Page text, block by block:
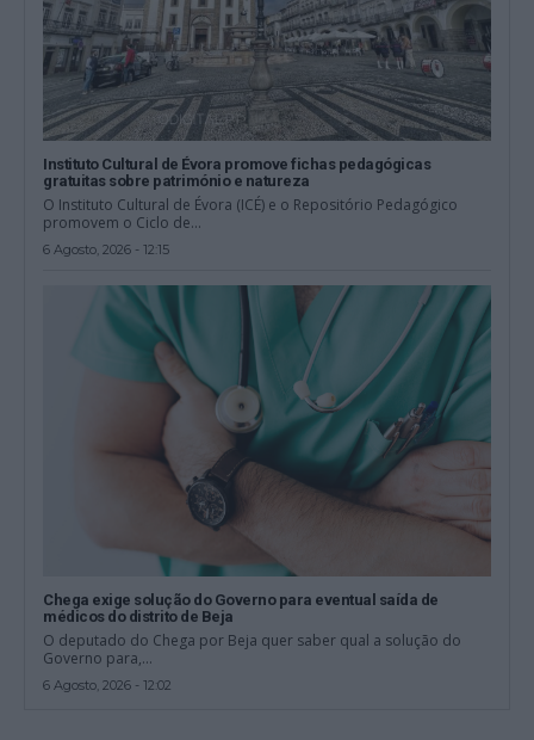
Instituto Cultural de Évora promove fichas pedagógicas
gratuitas sobre património e natureza
O Instituto Cultural de Évora (ICÉ) e o Repositório Pedagógico
promovem o Ciclo de...
6 Agosto, 2026 - 12:15
Chega exige solução do Governo para eventual saída de
médicos do distrito de Beja
O deputado do Chega por Beja quer saber qual a solução do
Governo para,...
6 Agosto, 2026 - 12:02